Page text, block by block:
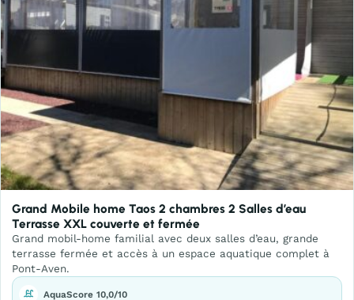
Grand Mobile home Taos 2 chambres 2 Salles d’eau
Terrasse XXL couverte et fermée
Grand mobil-home familial avec deux salles d’eau, grande
terrasse fermée et accès à un espace aquatique complet à
Pont-Aven.
AquaScore 10,0/10